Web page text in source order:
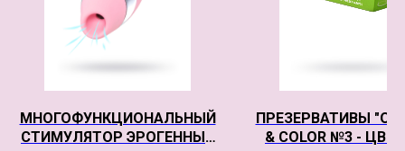
МНОГОФУНКЦИОНАЛЬНЫЙ
СТИМУЛЯТОР ЭРОГЕННЫХ
ПРЕЗЕРВАТИВЫ "ON"
& COLOR №3 -